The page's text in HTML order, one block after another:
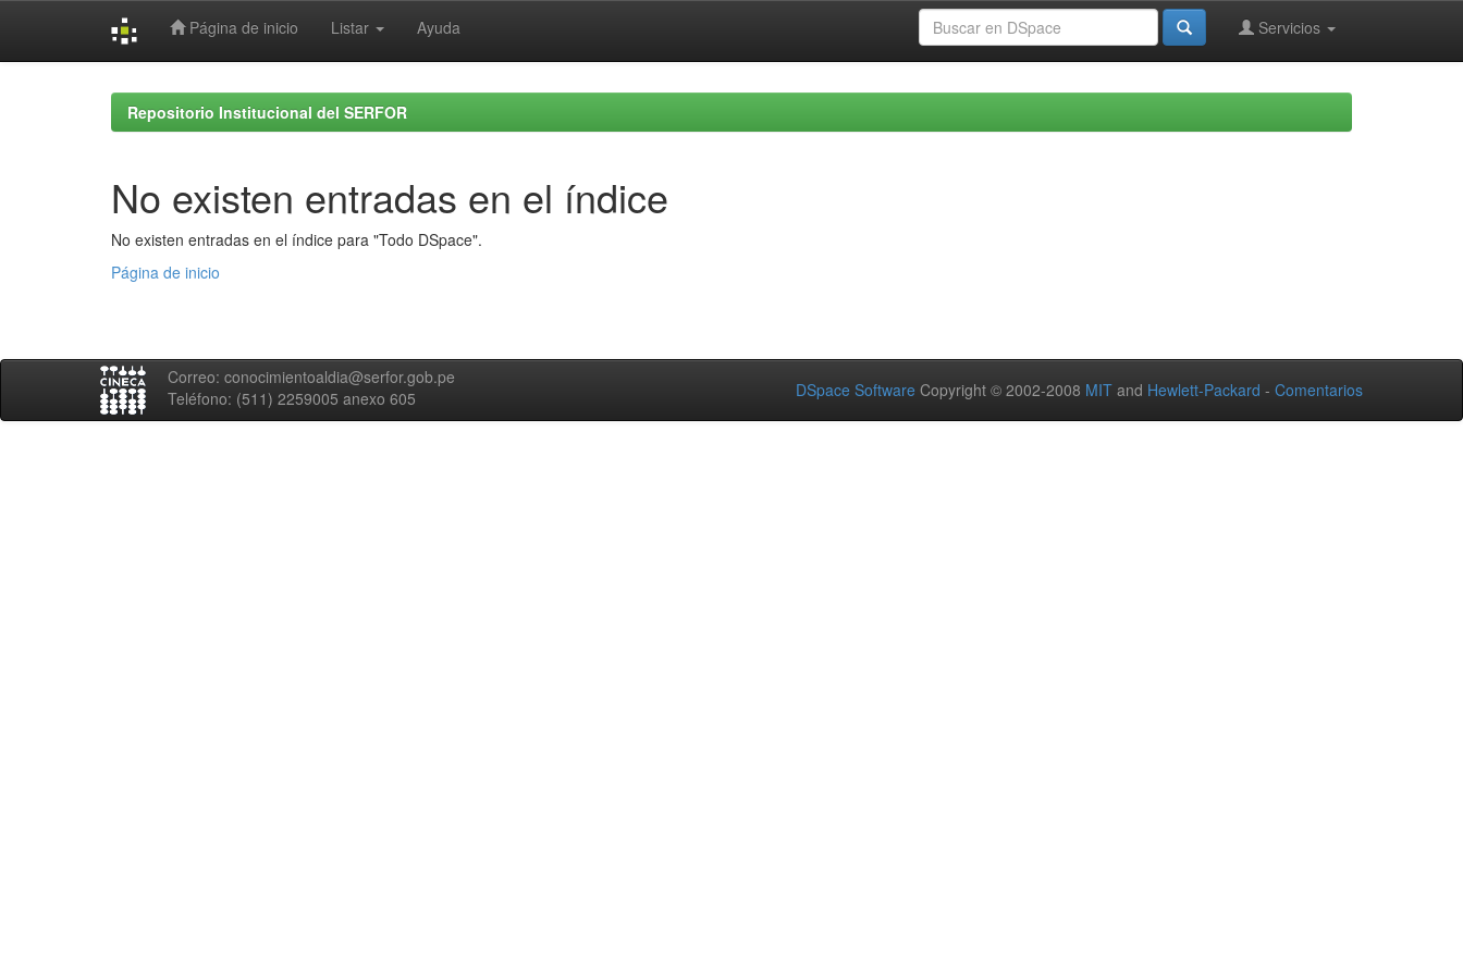
Página de inicio Listar Ayuda Servicios
Repositorio Institucional del SERFOR
No existen entradas en el índice
No existen entradas en el índice para "Todo DSpace".
Página de inicio
Correo: conocimientoaldia@serfor.gob.pe
Teléfono: (511) 2259005 anexo 605
DSpace Software Copyright © 2002-2008 MIT and Hewlett-Packard - Comentarios